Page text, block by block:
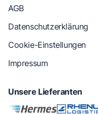
AGB
Datenschutzerklärung
Cookie-Einstellungen
Impressum
Unsere Lieferanten